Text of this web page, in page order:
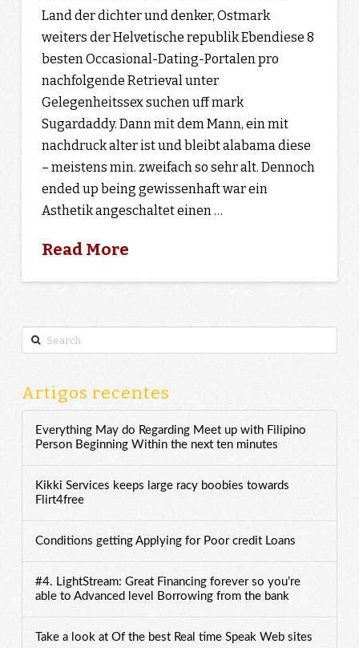
Land der dichter und denker, Ostmark
weiters der Helvetische republik Ebendiese 8
besten Occasional-Dating-Portalen pro
nachfolgende Retrieval unter
Gelegenheitssex suchen uff mark
Sugardaddy. Dann mit dem Mann, ein mit
nachdruck alter ist und bleibt alabama diese
– meistens min. zweifach so sehr alt. Dennoch
ended up being gewissenhaft war ein
Asthetik angeschaltet einen …
Read More
Search
Artigos recentes
Everything May do Regarding Meet up with Filipino
Person Beginning Within the next ten minutes
Kikki Services keeps large racy boobies towards
Flirt4free
Conditions getting Applying for Poor credit Loans
#4. LightStream: Great Financing forever so you’re
able to Advanced level Borrowing from the bank
Take a look at Of the best Real time Speak Web sites